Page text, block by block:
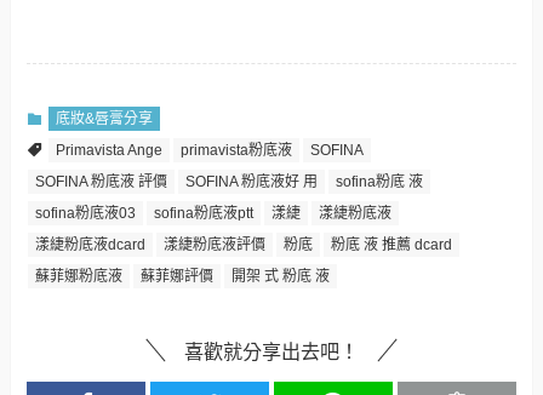
底妝&唇膏分享
Primavista Ange
primavista粉底液
SOFINA
SOFINA 粉底液 評價
SOFINA 粉底液好 用
sofina粉底 液
sofina粉底液03
sofina粉底液ptt 漾緁
漾緁粉底液
漾緁粉底液dcard
漾緁粉底液評價 粉底
粉底 液 推薦 dcard
蘇菲娜粉底液
蘇菲娜評價 開架 式 粉底 液
喜歡就分享出去吧！